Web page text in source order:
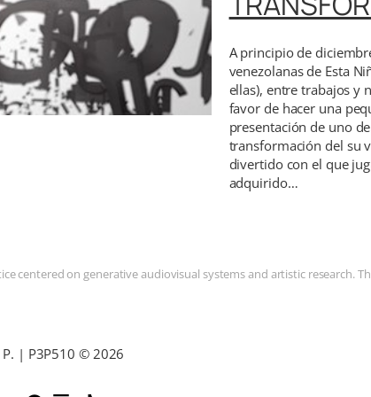
A principio de
venezolanas de Esta
ellas), entre trabajos y
favor de hacer una
presentación de uno
transformación del su
divertido con el que
adquirido…
on generative audiovisual systems and artistic research.
P. | P3P510 © 2026